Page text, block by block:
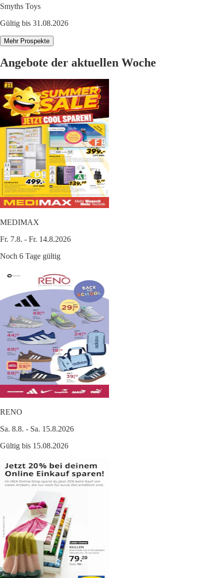
Smyths Toys
Gültig bis 31.08.2026
Mehr Prospekte
Angebote der aktuellen Woche
MEDIMAX
Fr. 7.8. - Fr. 14.8.2026
Noch 6 Tage gültig
RENO
Sa. 8.8. - Sa. 15.8.2026
Gültig bis 15.08.2026